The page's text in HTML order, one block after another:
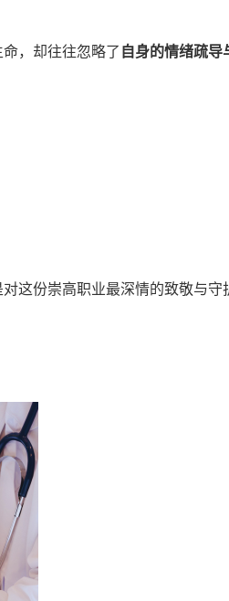
，却往往忽略了自身的情绪疏导
这份崇高职业最深情的致敬与守